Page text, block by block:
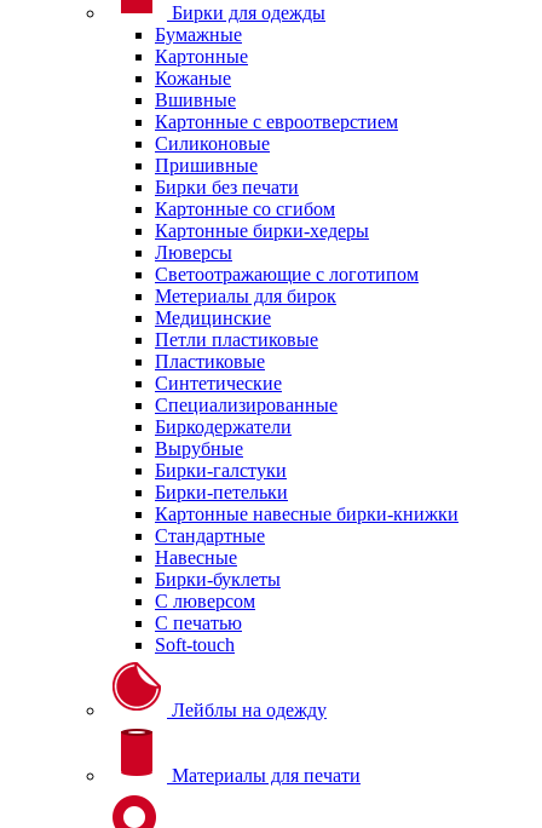
Бирки для одежды
Бумажные
Картонные
Кожаные
Вшивные
Картонные с евроотверстием
Силиконовые
Пришивные
Бирки без печати
Картонные со сгибом
Картонные бирки-хедеры
Люверсы
Светоотражающие с логотипом
Метериалы для бирок
Медицинские
Петли пластиковые
Пластиковые
Синтетические
Специализированные
Биркодержатели
Вырубные
Бирки-галстуки
Бирки-петельки
Картонные навесные бирки-книжки
Стандартные
Навесные
Бирки-буклеты
С люверсом
С печатью
Soft-touch
Лейблы на одежду
Материалы для печати